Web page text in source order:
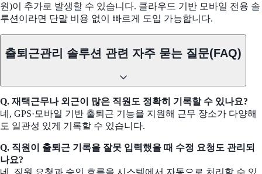
원)이 추가로 발생할 수 있습니다. 클라우드 기반 모바일 전용 솔
루션이라면 단말 비용 없이 빠르게 도입 가능합니다.
출퇴근관리 솔루션 관련 자주 묻는 질문(FAQ)
Q. 재택근무나 외근이 많은 직원도 정확히 기록할 수 있나요?
네, GPS·모바일 기반 출퇴근 기능을 지원해 근무 장소가 다양해
도 일관성 있게 기록할 수 있습니다.
Q. 직원이 출퇴근 기록을 잘못 입력했을 때 수정 요청도 관리되
나요?
네, 직원 요청과 승인 흐름을 시스템에서 자동으로 처리할 수 있